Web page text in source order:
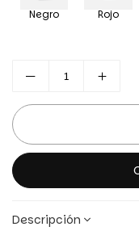
Negro Rojo
Descripción